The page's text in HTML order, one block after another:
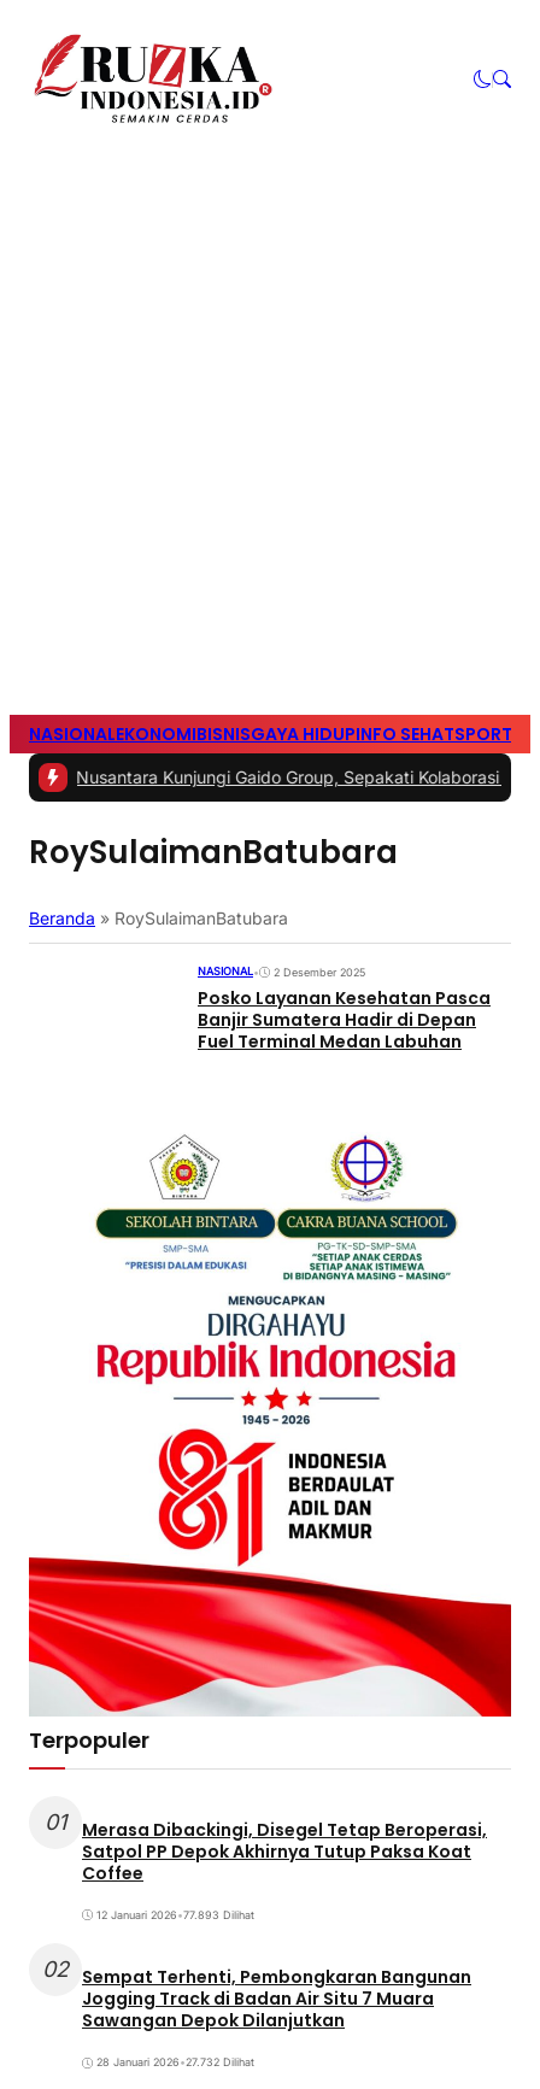
NASIONALEKONOMIBISNISGAYA HIDUPINFO SEHATSPORTS
Kunjungi Gaido Group, Sepakati Kolaborasi
RoySulaimanBatubara
Beranda » RoySulaimanBatubara
NASIONAL• 2 Desember 2025
Posko Layanan Kesehatan Pasca
Banjir Sumatera Hadir di Depan
Fuel Terminal Medan Labuhan
Terpopuler
01
Merasa Dibackingi, Disegel Tetap Beroperasi,
Satpol PP Depok Akhirnya Tutup Paksa Koat
Coffee
12 Januari 2026•77.893 Dilihat
02 Sempat Terhenti, Pembongkaran Bangunan
Jogging Track di Badan Air Situ 7 Muara
Sawangan Depok Dilanjutkan
28 Januari 2026•27.732 Dilihat